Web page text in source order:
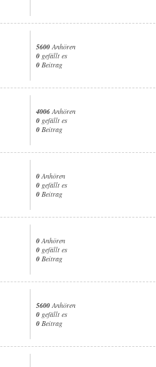
5600 Anhören
0 gefällt es
0 Beitrag
4006 Anhören
0 gefällt es
0 Beitrag
0 Anhören
0 gefällt es
0 Beitrag
0 Anhören
0 gefällt es
0 Beitrag
5600 Anhören
0 gefällt es
0 Beitrag